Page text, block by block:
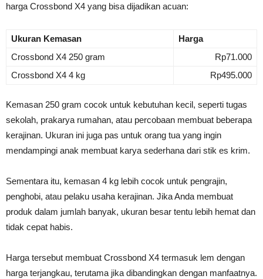
harga Crossbond X4 yang bisa dijadikan acuan:
Ukuran Kemasan
Harga
Crossbond X4 250 gram
Rp71.000
Crossbond X4 4 kg
Rp495.000
Kemasan 250 gram cocok untuk kebutuhan kecil, seperti tugas
sekolah, prakarya rumahan, atau percobaan membuat beberapa
kerajinan. Ukuran ini juga pas untuk orang tua yang ingin
mendampingi anak membuat karya sederhana dari stik es krim.
Sementara itu, kemasan 4 kg lebih cocok untuk pengrajin,
penghobi, atau pelaku usaha kerajinan. Jika Anda membuat
produk dalam jumlah banyak, ukuran besar tentu lebih hemat dan
tidak cepat habis.
Harga tersebut membuat Crossbond X4 termasuk lem dengan
harga terjangkau, terutama jika dibandingkan dengan manfaatnya.